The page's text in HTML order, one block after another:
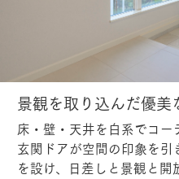
景観を取り込んだ優美
床・壁・天井を白系でコ
玄関ドアが空間の印象を
を設け、日差しと景観と開